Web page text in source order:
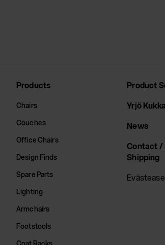
Products
Chairs
Couches
Office Chairs
Design Finds
Spare Parts
Lighting
Armchairs
Footstools
Product
Yrjö
News
Contact /
Shipping